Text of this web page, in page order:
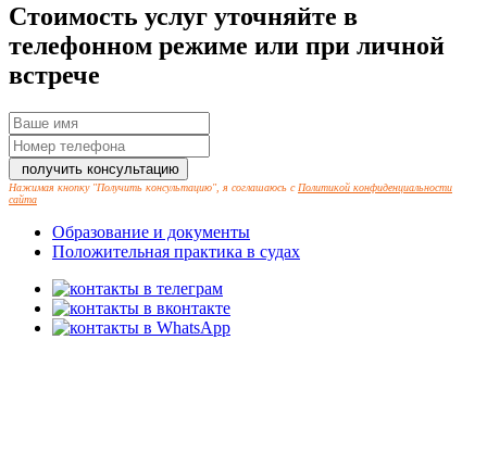
Стоимость услуг уточняйте в
телефонном режиме или при личной
встрече
Нажимая кнопку "Получить консультацию", я соглашаюсь с Политикой конфиденциальности
сайта
Образование и документы
Положительная практика в судах